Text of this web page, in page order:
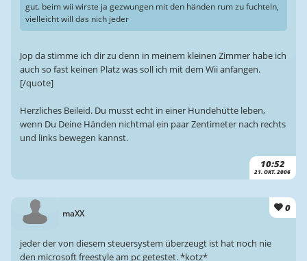
10:52
21. OKT. 2006
gut. beim wii wirste ja gezwungen mit den händen rum zu fuchteln,
vielleicht will das nich jeder
Jop da stimme ich dir zu denn in meinem kleinen Zimmer habe ich
auch so fast keinen Platz was soll ich mit dem Wii anfangen.
[/quote]
Herzliches Beileid. Du musst echt in einer Hundehütte leben,
wenn Du Deine Händen nichtmal ein paar Zentimeter nach rechts
und links bewegen kannst.
maXX 0
jeder der von diesem steuersystem überzeugt ist hat noch nie
den microsoft freestyle am pc getestet. *kotz*